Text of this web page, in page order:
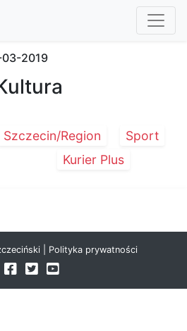
2019
Szczecin/Region
Sport
Kurier Plus
| Polityka prywatności